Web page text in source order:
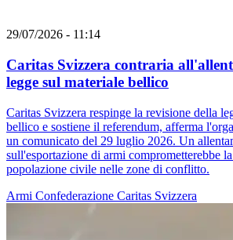
29/07/2026 - 11:14
Caritas Svizzera contraria
legge sul materiale bellico
Caritas Svizzera respinge la revisione della
bellico e sostiene il referendum, afferma
un comunicato del 29 luglio 2026. Un
sull'esportazione di armi comprometterebbe
popolazione civile nelle zone di conflitto.
Armi Confederazione Caritas Svizzera